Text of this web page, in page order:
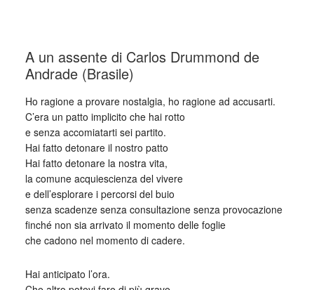
A un assente di Carlos Drummond de
Andrade (Brasile)
Ho ragione a provare nostalgia, ho ragione ad accusarti.
C’era un patto implicito che hai rotto
e senza accomiatarti sei partito.
Hai fatto detonare il nostro patto
Hai fatto detonare la nostra vita,
la comune acquiescienza del vivere
e dell’esplorare i percorsi del buio
senza scadenze senza consultazione senza provocazione
finché non sia arrivato il momento delle foglie
che cadono nel momento di cadere.
Hai anticipato l’ora.